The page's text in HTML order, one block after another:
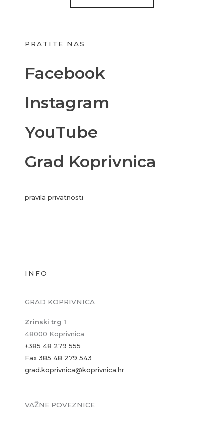
PRATITE NAS
Facebook
Instagram
YouTube
Grad Koprivnica
pravila privatnosti
INFO
GRAD KOPRIVNICA
Zrinski trg 1
48000 Koprivnica
+385 48 279 555
Fax 385 48 279 543
grad.koprivnica@koprivnica.hr
VAŽNE POVEZNICE